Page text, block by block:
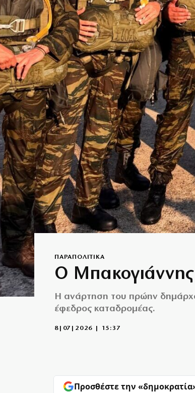
ΠΑΡΑΠΟΛΙΤΙΚΑ
Ο Μπακογιάννης
Η ανάρτηση του πρώην
έφεδρος καταδρομέας.
8|07|2026 | 15:37
Προσθέστε την